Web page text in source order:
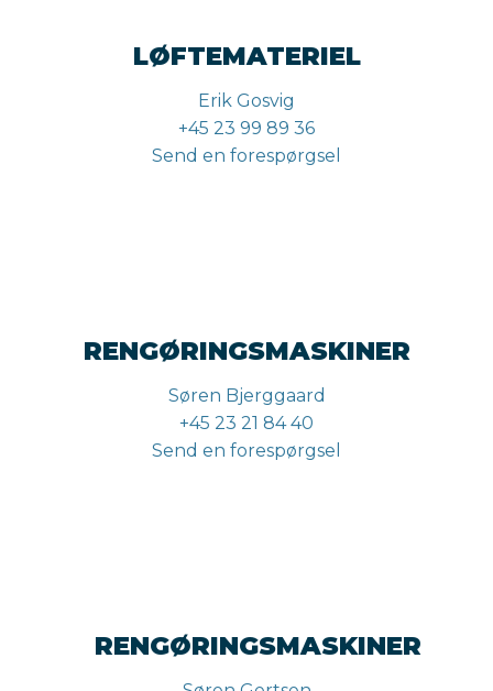
LØFTEMATERIEL
Erik Gosvig
+45 23 99 89 36
Send en forespørgsel
RENGØRINGSMASKINER
Søren Bjerggaard
+45 23 21 84 40
Send en forespørgsel
RENGØRINGSMASKINER